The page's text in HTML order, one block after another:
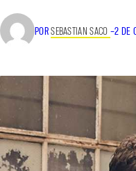
PORSEBASTIAN SACO –2 DE